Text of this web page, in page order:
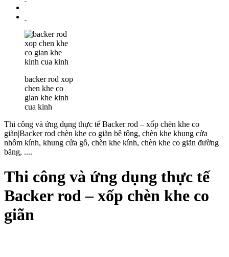
backer rod xop
chen khe co
gian khe kinh
cua kinh
Thi công và ứng dụng thực tế Backer rod – xốp chèn khe co
giãn|Backer rod chèn khe co giãn bê tông, chèn khe khung cửa
nhôm kính, khung cửa gỗ, chèn khe kính, chèn khe co giãn đường
băng, ....
Thi công và ứng dụng thực tế
Backer rod – xốp chèn khe co
giãn